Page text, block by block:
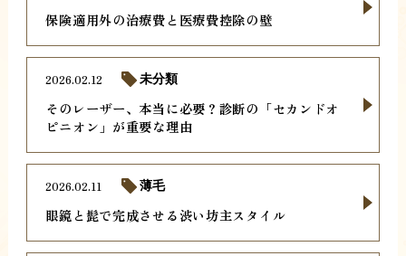
保険適用外の治療費と医療費控除の壁
そのレーザー、本当に必要？診断の「セカンドオ
ピニオン」が重要な理由
2026.02.12 未分類
眼鏡と髭で完成させる渋い坊主スタイル
2026.02.11 薄毛